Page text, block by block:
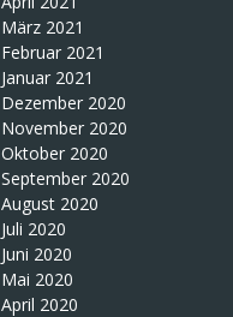
März 2021
Februar 2021
Januar 2021
Dezember 2020
November 2020
Oktober 2020
September 2020
August 2020
Juli 2020
Juni 2020
Mai 2020
April 2020